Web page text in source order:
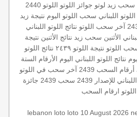
سحب زيد لوتو جوائز اللوتو اللوتو 2440
اللبناني سحب اللوتو اليوم نتيجة زيد
آخر سحب اللوتو نتائج اللوتو اللبناني
الأثنين سحب زيد نتائج الأثنين نتيجة
اللوتو نتيجة اللوتو ٢٤٣٩
نتائج اللوتو
نتائج اللوتو اللبناني اليوم الأرقام الستة
السحب 2439
آخر سحب في اللوتو
للإصدار 2439 سحب 2439
جائزة
اللوتو ارقام السحب
lebanon loto loto 10 August 2026